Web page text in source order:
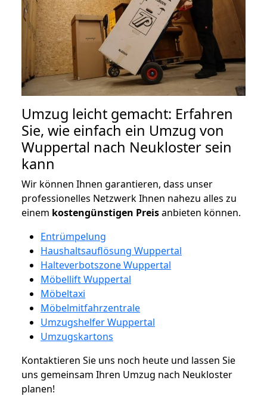
Umzug leicht gemacht: Erfahren
Sie, wie einfach ein Umzug von
Wuppertal nach Neukloster sein
kann
Wir können Ihnen garantieren, dass unser
professionelles Netzwerk Ihnen nahezu alles zu
einem kostengünstigen Preisanbieten können.
Entrümpelung
Haushaltsauflösung Wuppertal
Halteverbotszone Wuppertal
Möbellift Wuppertal
Möbeltaxi
Möbelmitfahrzentrale
Umzugshelfer Wuppertal
Umzugskartons
Kontaktieren Sie uns noch heute und lassen Sie
uns gemeinsam Ihren Umzug nach Neukloster
planen!